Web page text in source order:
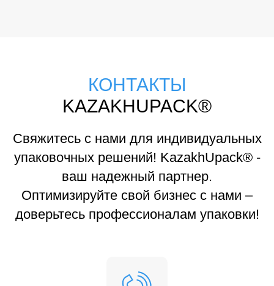
КОНТАКТЫ
KAZAKHUPACK®
Свяжитесь с нами для индивидуальных
упаковочных решений! KazakhUpack® -
ваш надежный партнер.
Оптимизируйте свой бизнес с нами –
доверьтесь профессионалам упаковки!